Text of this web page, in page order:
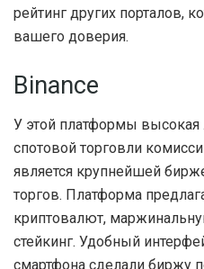
рейтинг других порталов,
вашего доверия.
Binance
У этой платформы высокая
спотовой торговли
является крупнейшей
торгов. Платформа
криптовалют,
стейкинг. Удобный
смартфона сделали биржу